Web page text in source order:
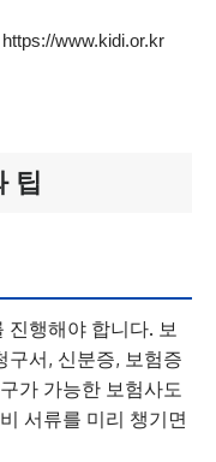
https://www.kidi.or.kr
팁
진행해야 합니다. 보
구서, 신분증, 보험증
가 가능한 보험사도
서류를 미리 챙기면